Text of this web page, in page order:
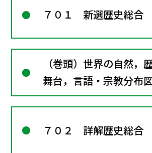
７０１ 新選歴史総合
（巻頭）世界の自然，
舞台，言語・宗教分布
７０２ 詳解歴史総合